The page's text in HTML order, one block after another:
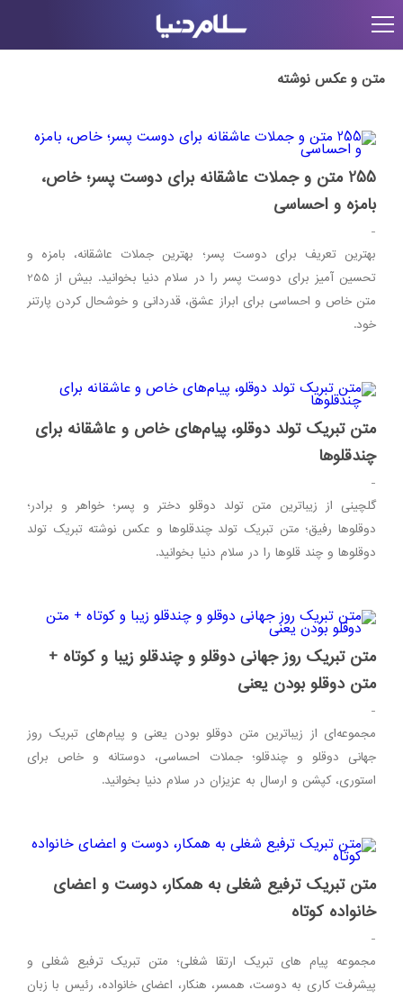
متن و عکس نوشته
255 متن و جملات عاشقانه برای دوست پسر؛ خاص،
بامزه و احساسی
-
بهترین تعریف برای دوست پسر؛ بهترین جملات عاشقانه، بامزه و
تحسین‌ آمیز برای دوست پسر را در سلام دنیا بخوانید. بیش از 255
متن خاص و احساسی برای ابراز عشق، قدردانی و خوشحال کردن پارتنر
خود.
متن تبریک تولد دوقلو، پیام‌های خاص و عاشقانه برای
چندقلوها
-
گلچینی از زیباترین متن تولد دوقلو دختر و پسر؛ خواهر و برادر؛
دوقلوها رفیق؛ متن تبریک تولد چندقلوها و عکس نوشته تبریک تولد
دوقلوها و چند قلوها را در سلام دنیا بخوانید.
متن تبریک روز جهانی دوقلو و چندقلو زیبا و کوتاه +
متن دوقلو بودن یعنی
-
مجموعه‌ای از زیباترین متن دوقلو بودن یعنی و پیام‌های تبریک روز
جهانی دوقلو و چندقلو؛ جملات احساسی، دوستانه و خاص برای
استوری، کپشن و ارسال به عزیزان در سلام دنیا بخوانید.
متن تبریک ترفیع شغلی به همکار، دوست و اعضای
خانواده کوتاه
-
مجموعه پیام‌ های تبریک ارتقا شغلی؛ متن‌ تبریک ترفیع شغلی و
پیشرفت کاری به دوست، همسر، هنکار، اعضای خانواده، رئیس با زبان